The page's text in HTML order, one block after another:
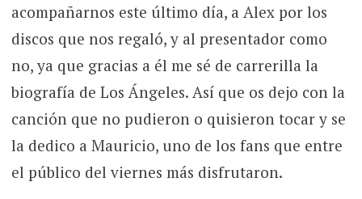
acompañarnos este último día, a Alex por los
discos que nos regaló, y al presentador como
no, ya que gracias a él me sé de carrerilla la
biografía de Los Ángeles. Así que os dejo con la
canción que no pudieron o quisieron tocar y se
la dedico a Mauricio, uno de los fans que entre
el público del viernes más disfrutaron.